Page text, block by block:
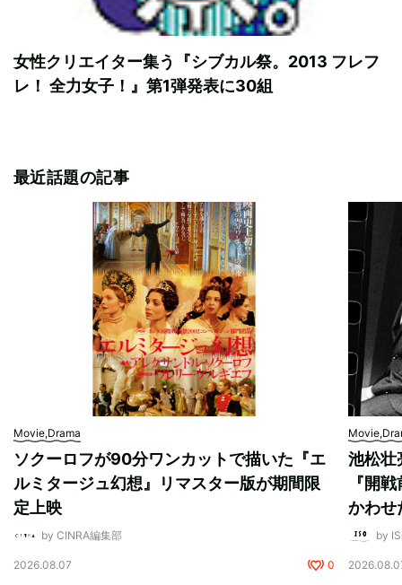
女性クリエイター集う『シブカル祭。2013 フレフ
レ！ 全力女子！』第1弾発表に30組
最近話題の記事
Movie,Drama
ソクーロフが90分ワンカットで描いた『エ
ルミタージュ幻想』リマスター版が期間限
定上映
by CINRA編集部
2026.08.07 0
池松壮
『開
かわせ
by